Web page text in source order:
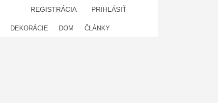
REGISTRÁCIA PRIHLÁSIŤ
DEKORÁCIE DOM ČLÁNKY